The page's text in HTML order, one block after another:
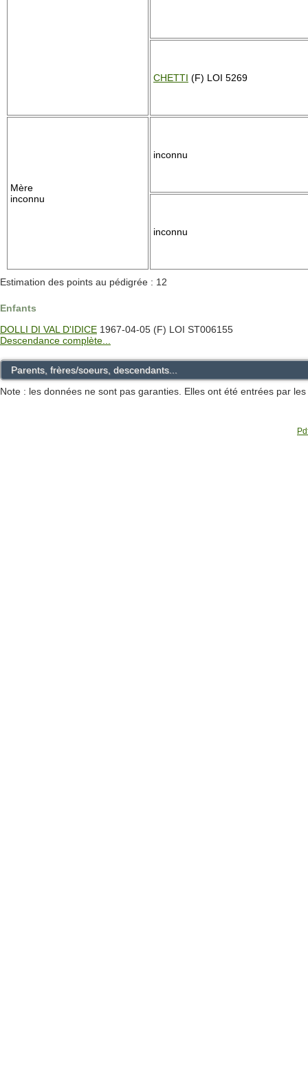
CHETTI (F) LOI 5269
Mère
inconnu
inconnu
inconnu
Estimation des points au pédigrée : 12
Enfants
DOLLI DI VAL D'IDICE 1967-04-05 (F) LOI ST006155
Descendance complète...
Parents, frères/soeurs, descendants...
Note : les données ne sont pas garanties. Elles ont été entrées par